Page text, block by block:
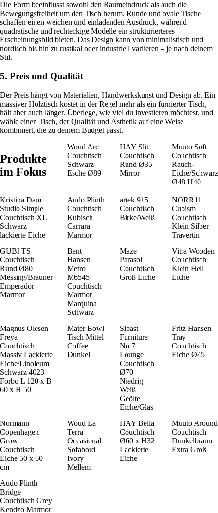
Die Form beeinflusst sowohl den Raumeindruck als auch die
Bewegungsfreiheit um den Tisch herum. Runde und ovale Tische
schaffen einen weichen und einladenden Ausdruck, während
quadratische und rechteckige Modelle ein strukturierteres
Erscheinungsbild bieten. Das Design kann von minimalistisch und
nordisch bis hin zu rustikal oder industriell variieren – je nach deinem
Stil.
5. Preis und Qualität
Der Preis hängt von Materialien, Handwerkskunst und Design ab. Ein
massiver Holztisch kostet in der Regel mehr als ein furnierter Tisch,
hält aber auch länger. Überlege, wie viel du investieren möchtest, und
wähle einen Tisch, der Qualität und Ästhetik auf eine Weise
kombiniert, die zu deinem Budget passt.
Produkte
im Fokus
Woud Arc
Couchtisch
Schwarz
Esche Ø89
HAY Slit
Couchtisch
Rund Ø35
Mirror
Muuto Soft
Couchtisch
Rauch-
Eiche/Schwarz
Ø48 H40
Kristina Dam
Studio Simple
Couchtisch XL
Schwarz
lackierte Eiche
Audo Plinth
Couchtisch
Kubisch
Carrara
Marmor
artek 915
Couchtisch
Birke/Weiß
NORR11
Cubism
Couchtisch
Klein Silber
Travertin
GUBI TS
Couchtisch
Rund Ø80
Messing/Brauner
Emperador
Marmor
Bent
Hansen
Metro
M6545
Couchtisch
Marmor
Marquina
Schwarz
Maze
Parasol
Couchtisch
Groß Eiche
Vitra Wooden
Couchtisch
Klein Hell
Eiche
Magnus Olesen
Freya
Couchtisch
Massiv Lackierte
Eiche/Linoleum
Schwarz 4023
Forbo L 120 x B
60 x H 50
Mater Bowl
Tisch Mittel
Coffee
Dunkel
Sibast
Furniture
No 7
Lounge
Couchtisch
Ø70
Niedrig
Weiß
Geölte
Eiche/Glas
Fritz Hansen
Tray
Couchtisch
Eiche Ø45
Normann
Copenhagen
Grow
Couchtisch
Eiche 50 x 60
cm
Woud La
Terra
Occasional
Sofabord
Ivory
Mellem
HAY Bella
Couchtisch
Ø60 x H32
Lackierte
Eiche
Muuto Around
Couchtisch
Dunkelbraun
Extra Groß
Audo Plinth
Bridge
Couchtisch Grey
Kendzo Marmor